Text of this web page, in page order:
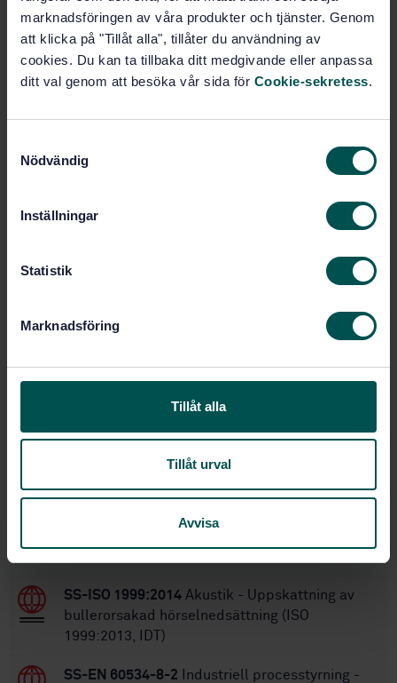
marknadsföringen av våra produkter och tjänster. Genom
att klicka på "Tillåt alla", tillåter du användning av
cookies. Du kan ta tillbaka ditt medgivande eller anpassa
ditt val genom att besöka vår sida för Cookie-sekretess.
Nödvändig
Inställningar
Statistik
Marknadsföring
Tillåt alla
Tillåt urval
Avvisa
Pris: 520 SEK
PDF
Lägg i varukorgen
Produktinformation
Framtagen av:
control valves. Part 8: Noise
considerations. Section One: Laboratory
aerodynamic flow through control valves
Utgåva:1
1986-09-30
Antal sidor:18
IEC 60534-8-1:2005
SS-ISO 1999:2014 Akustik - Uppskattning av
bullerorsakad hörselnedsättning (ISO
1999:2013, IDT)
SS-EN 60534-8-2 Industriell processtyrning -